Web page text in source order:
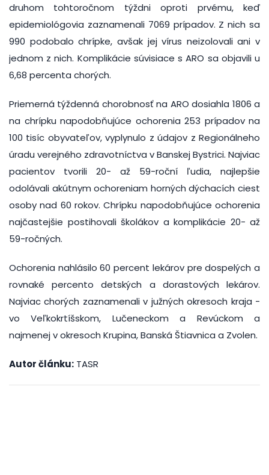
druhom tohtoročnom týždni oproti prvému, keď
epidemiológovia zaznamenali 7069 prípadov. Z nich sa
990 podobalo chrípke, avšak jej vírus neizolovali ani v
jednom z nich. Komplikácie súvisiace s ARO sa objavili u
6,68 percenta chorých.
Priemerná týždenná chorobnosť na ARO dosiahla 1806 a
na chrípku napodobňujúce ochorenia 253 prípadov na
100 tisíc obyvateľov, vyplynulo z údajov z Regionálneho
úradu verejného zdravotníctva v Banskej Bystrici. Najviac
pacientov tvorili 20- až 59-roční ľudia, najlepšie
odolávali akútnym ochoreniam horných dýchacích ciest
osoby nad 60 rokov. Chrípku napodobňujúce ochorenia
najčastejšie postihovali školákov a komplikácie 20- až
59-ročných.
Ochorenia nahlásilo 60 percent lekárov pre dospelých a
rovnaké percento detských a dorastových lekárov.
Najviac chorých zaznamenali v južných okresoch kraja -
vo Veľkokrtíšskom, Lučeneckom a Revúckom a
najmenej v okresoch Krupina, Banská Štiavnica a Zvolen.
Autor článku: TASR